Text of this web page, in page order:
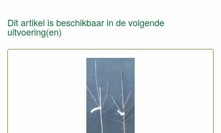
Dit artikel is beschikbaar in de volgende
uitvoering(en)